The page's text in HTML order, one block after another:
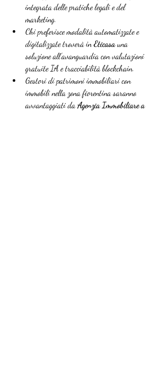
integrata delle pratiche legali e del
marketing.
Chi preferisce modalità automatizzate e
digitalizzate troverà in Eticasa una
soluzione all’avanguardia con valutazioni
gratuite IA e tracciabilità blockchain.
Gestori di patrimoni immobiliari con
immobili nella zona fiorentina saranno
avvantaggiati da Agenzia Immobiliare a